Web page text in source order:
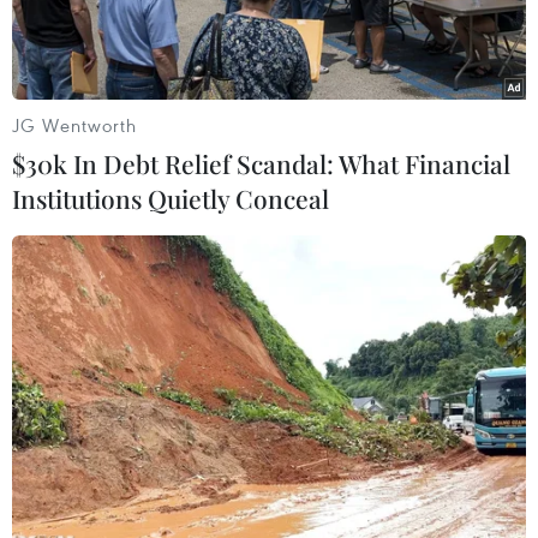
toàn một thủy thủ nước ngoài bị tai nạn lao động
trên vùng biển Vũng Tàu.
Lực lượng cứu hộ hàng hải đưa nạn nhân rời tàu. (Nguồn:
VOV)
Sáng 19/4, tàu SAR 413 của Trung tâm Phối hợp
JG Wentworth
$30k In Debt Relief Scandal: What Financial
Institutions Quietly Conceal